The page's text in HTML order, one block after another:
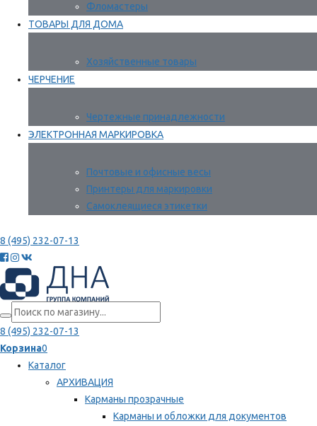
Фломастеры
ТОВАРЫ ДЛЯ ДОМА
Хозяйственные товары
ЧЕРЧЕНИЕ
Чертежные принадлежности
ЭЛЕКТРОННАЯ МАРКИРОВКА
Почтовые и офисные весы
Принтеры для маркировки
Самоклеящиеся этикетки
8 (495) 232-07-13
8 (495) 232-07-13
Корзина0
Каталог
АРХИВАЦИЯ
Карманы прозрачные
Карманы и обложки для документов